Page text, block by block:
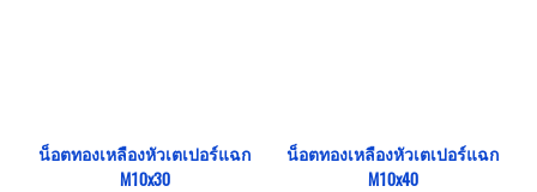
น็อตทองเหลืองหัวเตเปอร์แฉก
M10x30
น็อตทองเหลืองหัวเตเปอร์แฉก
M10x40